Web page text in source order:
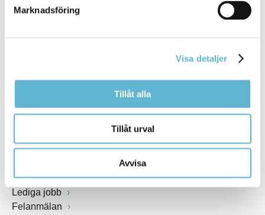
Marknadsföring
Visa detaljer
Tillåt alla
Tillåt urval
Avvisa
kommunstyrelsen@bromolla.se
Fax: 0456-82 22 00
Öppettider växel och reception i kommunhuset
Anslagstavla
Lediga jobb
Felanmälan